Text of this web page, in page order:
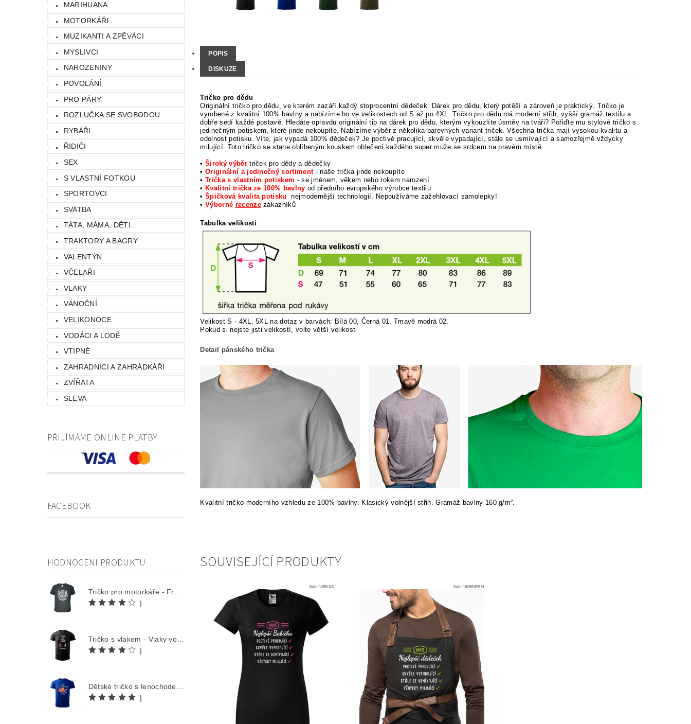
MARIHUANA
MOTORKÁŘI
MUZIKANTI A ZPĚVÁCI
MYSLIVCI
NAROZENINY
POVOLÁNÍ
PRO PÁRY
ROZLUČKA SE SVOBODOU
RYBÁŘI
ŘIDIČI
SEX
S VLASTNÍ FOTKOU
SPORTOVCI
SVATBA
TÁTA, MÁMA, DĚTI..
TRAKTORY A BAGRY
VALENTÝN
VČELAŘI
VLAKY
VÁNOČNÍ
VELIKONOCE
VODÁCI A LODĚ
VTIPNÉ
ZAHRADNÍCI A ZAHRÁDKÁŘI
ZVÍŘATA
SLEVA
PŘIJÍMÁME ONLINE PLATBY
FACEBOOK
HODNOCENI PRODUKTU
|
|
|
POPIS
DISKUZE
Tričko pro dědu
Originální tričko pro dědu, ve kterém zazáří každý stoprocentní dědeček. Dárek pro dědu, který potěší a zároveň je praktický. Tričko je
vyrobené z kvalitní 100% bavlny a nabízíme ho ve velikostech od S až po 4XL. Tričko pro dědu má moderní střih, vyšší gramáž textilu a
dobře sedí každé postavě. Hledáte opravdu originální tip na dárek pro dědu, kterým vykouzlíte úsměv na tváři? Pořiďte mu stylové tričko s
jedinečným potiskem, které jinde nekoupíte. Nabízíme výběr z několika barevných variant triček. Všechna trička mají vysokou kvalitu a
odolnost potisku. Víte, jak vypadá 100% dědeček? Je poctivě pracující, skvěle vypadající, stále se usmívající a samozřejmě vždycky
milující. Toto tričko se stane oblíbeným kouskem oblečení každého super muže se srdcem na pravém místě.
•Široký výběrtriček pro dědy a dědečky
•Originální a jedinečný sortiment - naše trička jinde nekoupíte
•Trička s vlastním potiskem - se jménem, věkem nebo rokem narození
•Kvalitní trička ze 100% bavlny od předního evropského výrobce textilu
•Špičková kvalita potisku
nejmodernější technologií. Nepoužíváme zažehlovací samolepky!
•Výborné recenzezákazníků
Tabulka velikostí
Velikost S - 4XL. 5XL na dotaz v barvách: Bílá 00, Černá 01, Tmavě modrá 02.
Pokud si nejste jisti velikostí, volte větší velikost
Detail pánského trička
Kvalitní tričko moderního vzhledu ze 100% bavlny. Klasický volnější střih. Gramáž bavlny 160 g/m².
SOUVISEJÍCÍ PRODUKTY
Kód:18551/S Kód:18865/ERN